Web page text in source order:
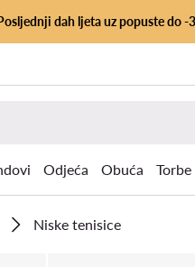
dah ljeta uz popuste do
Odjeća Obuća Torbe
Niske tenisice